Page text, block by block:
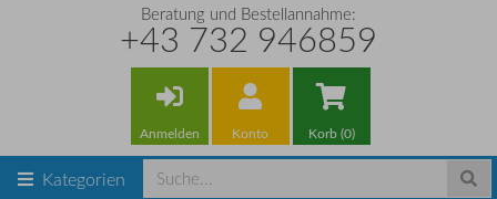
Beratung und Bestellannahme:
+43 732 946859
Anmelden Konto Korb (0)
Kategorien